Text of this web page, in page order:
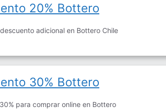
20% Bottero
adicional en Bottero Chile
30% Bottero
para comprar online en Bottero